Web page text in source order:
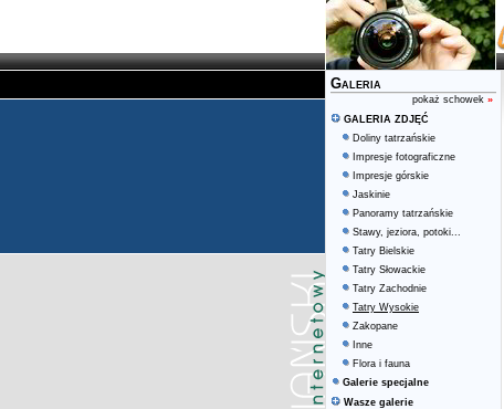
Galeria
pokaż schowek »
GALERIA ZDJĘĆ
Doliny tatrzańskie
Impresje fotograficzne
Impresje górskie
Jaskinie
Panoramy tatrzańskie
Stawy, jeziora, potoki...
Tatry Bielskie
Tatry Słowackie
Tatry Zachodnie
Tatry Wysokie
Zakopane
Inne
Flora i fauna
Galerie specjalne
Wasze galerie